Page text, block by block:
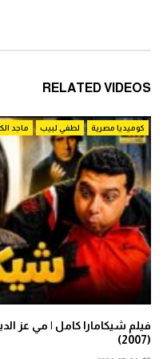
RELATED VIDEOS
كوميديا مصرية لطفي لبيب ماجد
(2007)